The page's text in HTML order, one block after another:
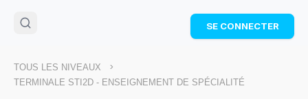
🌴Cahier de vacances offert
: révise les maths cet
Télécharge ton PDF gratuit et progresse avec des
SE CONNECTER
TOUS LES NIVEAUX >
TERMINALE STI2D - ENSEIGNEMENT DE SPÉCIALITÉ